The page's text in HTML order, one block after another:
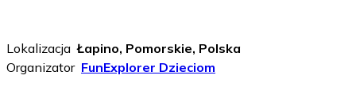
Lokalizacja Łapino, Pomorskie, Polska
Organizator FunExplorer Dzieciom